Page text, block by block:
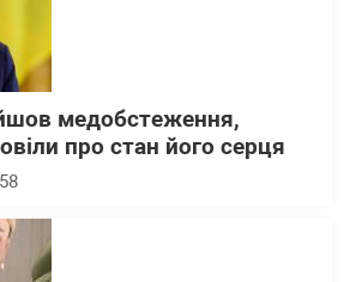
медобстеження,
про стан його серця